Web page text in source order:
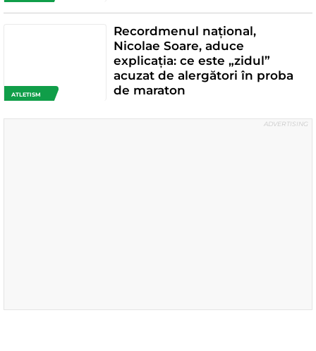
ATLETISM
Recordmenul național,
Nicolae Soare, aduce
explicația: ce este „zidul”
acuzat de alergători în proba
de maraton